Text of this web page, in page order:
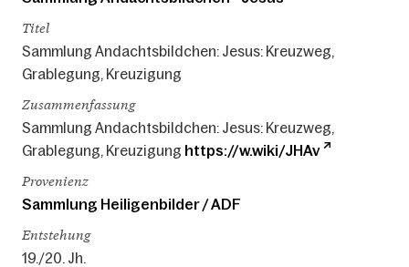
Titel
Sammlung Andachtsbildchen: Jesus: Kreuzweg,
Grablegung, Kreuzigung
Zusammenfassung
Sammlung Andachtsbildchen: Jesus: Kreuzweg,
Grablegung, Kreuzigung https://w.wiki/JHAv
Provenienz
Sammlung Heiligenbilder / ADF
Entstehung
19./20. Jh.